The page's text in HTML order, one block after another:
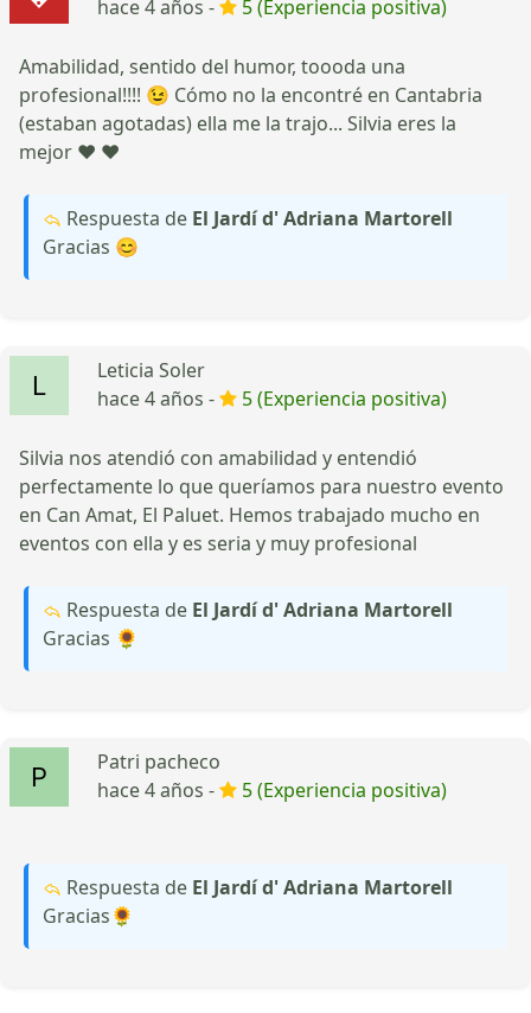
hace 4 años - 5 (Experiencia positiva)
Amabilidad, sentido del humor, toooda una
profesional!!!! 😉 Cómo no la encontré en Cantabria
(estaban agotadas) ella me la trajo... Silvia eres la
mejor ❤️ ❤️
Respuesta de El Jardí d' Adriana Martorell
Gracias 😊
Leticia Soler
hace 4 años -
5 (Experiencia positiva)
Silvia nos atendió con amabilidad y entendió
perfectamente lo que queríamos para nuestro evento
en Can Amat, El Paluet. Hemos trabajado mucho en
eventos con ella y es seria y muy profesional
Respuesta de El Jardí d' Adriana Martorell
Gracias 🌻
Patri pacheco
hace 4 años -
5 (Experiencia positiva)
Respuesta de El Jardí d' Adriana Martorell
Gracias🌻